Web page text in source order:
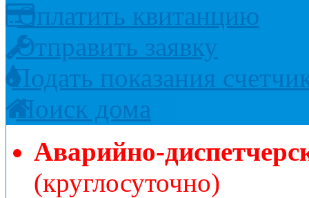
Оплатить квитанцию
Отправить заявку
Подать показания
Поиск дома
Аварийно-
(круглосуточно)